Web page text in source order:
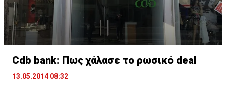
Οι Γενικές προσφέρουν τέσσερα ασφαλιστικά σχέδια
που παρέχουν από τις πιο βασικές καλύψεις, όπως
είναι η (νομική) ευθύνη έναντι τρίτων (γνωστή ως Third
Party Liability Cover), μέχρι διευρυμένες καλύψεις
ακόμη και για ζημιές που προκαλούνται από φυσικά
αίτια.
Cdb bank: Πως χάλασε το ρωσικό deal
13.05.2014 08:32